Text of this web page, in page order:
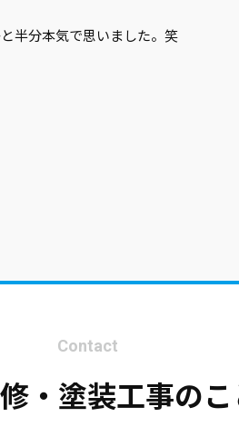
半分本気で思いました。笑
Contact
・塗装工事のこ